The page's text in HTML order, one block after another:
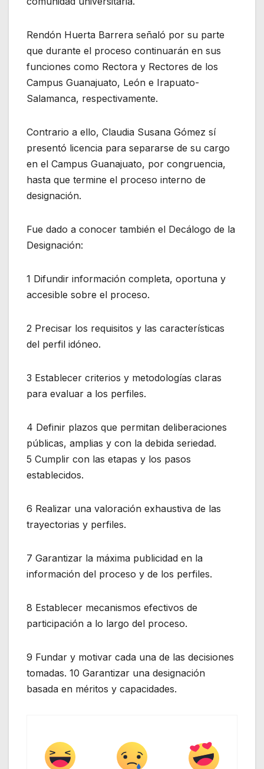
Rendón Huerta Barrera señaló por su parte
que durante el proceso continuarán en sus
funciones como Rectora y Rectores de los
Campus Guanajuato, León e Irapuato-
Salamanca, respectivamente.
Contrario a ello, Claudia Susana Gómez sí
presentó licencia para separarse de su cargo
en el Campus Guanajuato, por congruencia,
hasta que termine el proceso interno de
designación.
Fue dado a conocer también el Decálogo de la
Designación:
1 Difundir información completa, oportuna y
accesible sobre el proceso.
2 Precisar los requisitos y las características
del perfil idóneo.
3 Establecer criterios y metodologías claras
para evaluar a los perfiles.
4 Definir plazos que permitan deliberaciones
públicas, amplias y con la debida seriedad.
5 Cumplir con las etapas y los pasos
establecidos.
6 Realizar una valoración exhaustiva de las
trayectorias y perfiles.
7 Garantizar la máxima publicidad en la
información del proceso y de los perfiles.
8 Establecer mecanismos efectivos de
participación a lo largo del proceso.
9 Fundar y motivar cada una de las decisiones
tomadas. 10 Garantizar una designación
basada en méritos y capacidades.